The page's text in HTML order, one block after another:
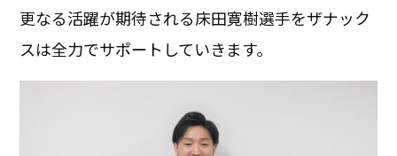
更なる活躍が期待される床田寛樹選手をザナック
スは全力でサポートしていきます。